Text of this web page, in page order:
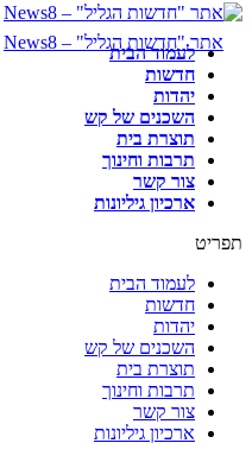
לעמוד הבית
חדשות
יהדות
השכנים של קש
תוצרת בית
תרבות וחינוך
צור קשר
ארכיון גיליונות
תפריט
לעמוד הבית
חדשות
יהדות
השכנים של קש
תוצרת בית
תרבות וחינוך
צור קשר
ארכיון גיליונות